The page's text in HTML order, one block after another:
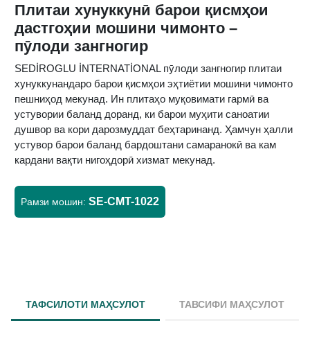
Плитаи хунуккунӣ барои қисмҳои
дастгоҳии мошини чимонто –
пӯлоди зангногир
SEDİROGLU İNTERNATİONAL пӯлоди зангногир плитаи
хунуккунандаро барои қисмҳои эҳтиётии мошини чимонто
пешниҳод мекунад. Ин плитаҳо муқовимати гармӣ ва
устувории баланд доранд, ки барои муҳити саноатии
душвор ва кори дарозмуддат беҳтаринанд. Ҳамчун ҳалли
устувор барои баланд бардоштани самаранокӣ ва кам
кардани вақти нигоҳдорӣ хизмат мекунад.
Рамзи мошин: SE-CMT-1022
ТАФСИЛОТИ МАҲСУЛОТ ТАВСИФИ МАҲСУЛОТ